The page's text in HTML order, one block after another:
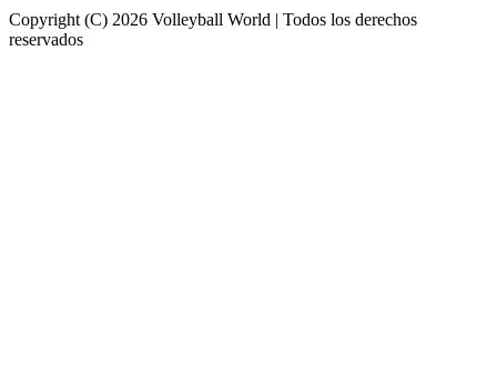
Copyright (C) 2026 Volleyball World | Todos los derechos
reservados